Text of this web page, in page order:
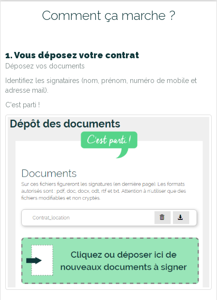
Comment ça marche ?
1. Vous déposez votre contrat
Déposez vos documents
Identifiez les signataires (nom, prénom, numéro de mobile et
adresse mail).
C'est parti !